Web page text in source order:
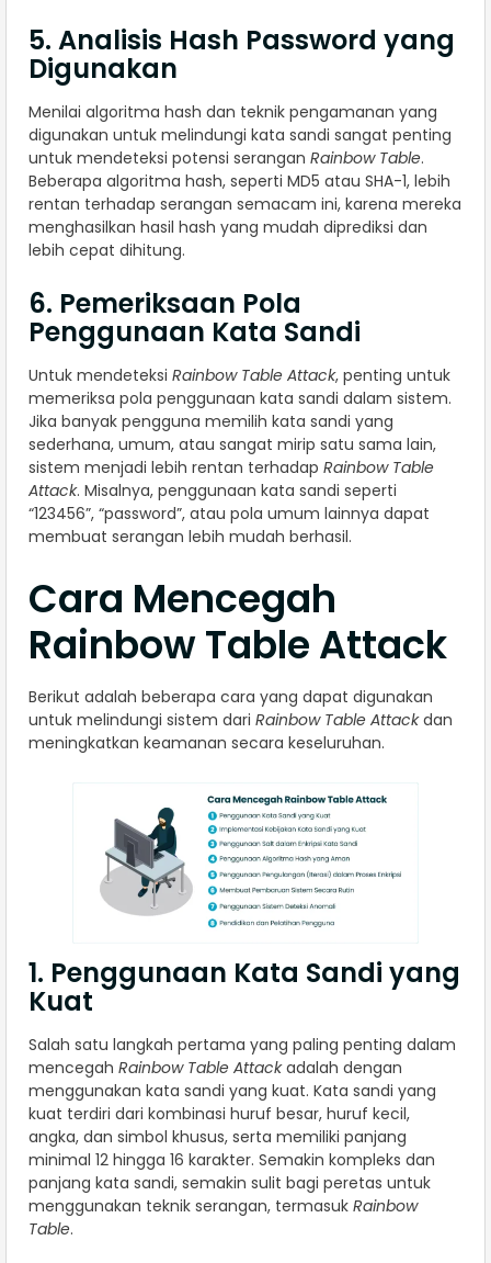
5. Analisis Hash Password yang
Digunakan
Menilai algoritma hash dan teknik pengamanan yang
digunakan untuk melindungi kata sandi sangat penting
untuk mendeteksi potensi serangan Rainbow Table.
Beberapa algoritma hash, seperti MD5 atau SHA-1, lebih
rentan terhadap serangan semacam ini, karena mereka
menghasilkan hasil hash yang mudah diprediksi dan
lebih cepat dihitung.
6. Pemeriksaan Pola
Penggunaan Kata Sandi
Untuk mendeteksi Rainbow Table Attack, penting untuk
memeriksa pola penggunaan kata sandi dalam sistem.
Jika banyak pengguna memilih kata sandi yang
sederhana, umum, atau sangat mirip satu sama lain,
sistem menjadi lebih rentan terhadap Rainbow Table
Attack. Misalnya, penggunaan kata sandi seperti
“123456”, “password”, atau pola umum lainnya dapat
membuat serangan lebih mudah berhasil.
Cara Mencegah
Rainbow Table Attack
Berikut adalah beberapa cara yang dapat digunakan
untuk melindungi sistem dari Rainbow Table Attackdan
meningkatkan keamanan secara keseluruhan.
1. Penggunaan Kata Sandi yang
Kuat
Salah satu langkah pertama yang paling penting dalam
mencegah Rainbow Table Attackadalah dengan
menggunakan kata sandi yang kuat. Kata sandi yang
kuat terdiri dari kombinasi huruf besar, huruf kecil,
angka, dan simbol khusus, serta memiliki panjang
minimal 12 hingga 16 karakter. Semakin kompleks dan
panjang kata sandi, semakin sulit bagi peretas untuk
menggunakan teknik serangan, termasuk Rainbow
Table.